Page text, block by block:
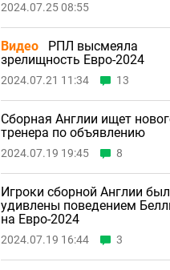
2024.07.25 08:55
Видео
РПЛ высмеяла
зрелищность Евро-2024
2024.07.21 11:34 13
Сборная Англии ищет
тренера по объявлению
2024.07.19 19:45 8
Игроки сборной Англии
удивлены поведением
на Евро-2024
2024.07.19 16:44 3